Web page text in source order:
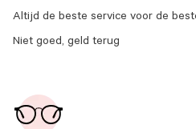
Altijd de beste service voor de
Niet goed, geld terug